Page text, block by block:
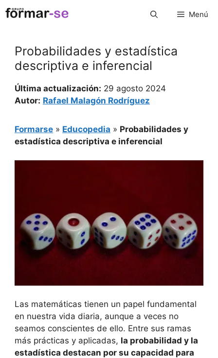
Saltar
al
Menú
Probabilidades y estadística
descriptiva e inferencial
Última actualización: 29 agosto 2024
Autor: Rafael Malagón Rodríguez
Formarse » Educopedia » Probabilidades y
estadística descriptiva e inferencial
Las matemáticas tienen un papel fundamental
en nuestra vida diaria, aunque a veces no
seamos conscientes de ello. Entre sus ramas
más prácticas y aplicadas, la probabilidad y la
estadística destacan por su capacidad para